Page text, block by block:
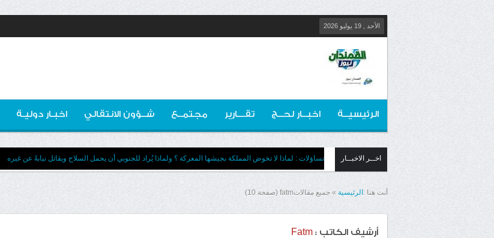
الأحد , 19 يوليو 2026
الرئيسيــة اخبــار لحــج تقـــارير مجتمــع شــؤون الانتقالي اخبـار دوليـة
اخــر الاخبــار تساؤلات : لماذا لا تخوض المملكة بجيشها المعركة ؟ ولماذا يُراد للجنوبي أن يحمل السلاح ويقاتل نيابةً عن غيره
أنت هنا : الرئيسية » جميع مقالاتfatm (صفحة 10)
أرشيف الكاتب : Fatm